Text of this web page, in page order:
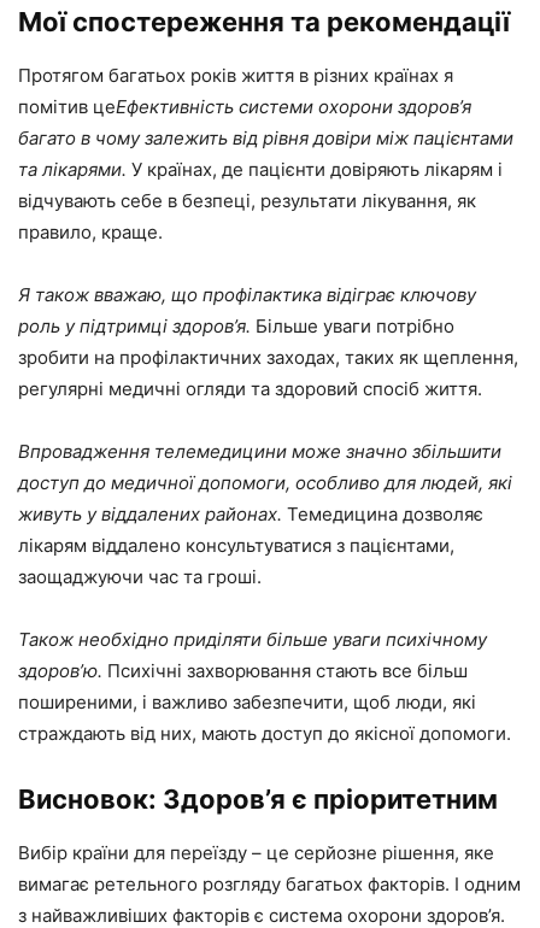
Мої спостереження та рекомендації
Протягом багатьох років життя в різних країнах я
помітив цеЕфективність системи охорони здоров’я
багато в чому залежить від рівня довіри між пацієнтами
та лікарями. У країнах, де пацієнти довіряють лікарям і
відчувають себе в безпеці, результати лікування, як
правило, краще.
Я також вважаю, що профілактика відіграє ключову
роль у підтримці здоров’я. Більше уваги потрібно
зробити на профілактичних заходах, таких як щеплення,
регулярні медичні огляди та здоровий спосіб життя.
Впровадження телемедицини може значно збільшити
доступ до медичної допомоги, особливо для людей, які
живуть у віддалених районах. Темедицина дозволяє
лікарям віддалено консультуватися з пацієнтами,
заощаджуючи час та гроші.
Також необхідно приділяти більше уваги психічному
здоров’ю. Психічні захворювання стають все більш
поширеними, і важливо забезпечити, щоб люди, які
страждають від них, мають доступ до якісної допомоги.
Висновок: Здоров’я є пріоритетним
Вибір країни для переїзду – це серйозне рішення, яке
вимагає ретельного розгляду багатьох факторів. І одним
з найважливіших факторів є система охорони здоров’я.